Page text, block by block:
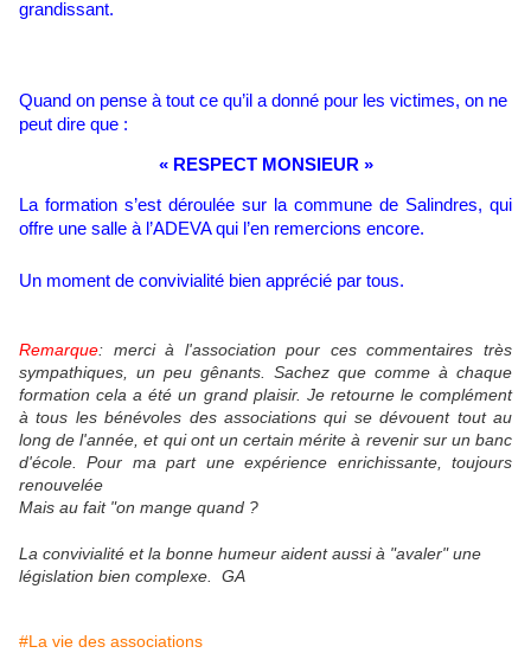
grandissant.
Quand on pense à tout ce qu’il a donné pour les victimes, on ne
peut dire que :
« RESPECT MONSIEUR »
La formation s’est déroulée sur la commune de Salindres, qui
offre une salle à l’ADEVA qui l’en remercions encore.
Un moment de convivialité bien apprécié par tous.
Remarque: merci à l'association pour ces commentaires très
sympathiques, un peu gênants. Sachez que comme à chaque
formation cela a été un grand plaisir. Je retourne le complément
à tous les bénévoles des associations qui se dévouent tout au
long de l'année, et qui ont un certain mérite à revenir sur un banc
d'école. Pour ma part une expérience enrichissante, toujours
renouvelée
Mais au fait "on mange quand ?
La convivialité et la bonne humeur aident aussi à "avaler" une
législation bien complexe. GA
#La vie des associations